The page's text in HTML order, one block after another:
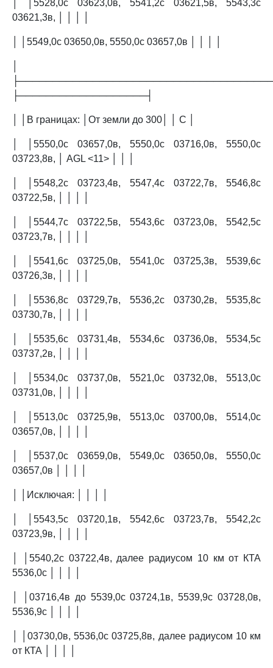
│ │5528,0с 03623,0в, 5541,2с 03621,5в, 5543,3с
03621,3в, │ │ │ │
│ │5549,0с 03650,0в, 5550,0с 03657,0в │ │ │ │
├───────────────────┤
│ │В границах: │От земли до 300│ │ C │
│ │5550,0с 03657,0в, 5550,0с 03716,0в, 5550,0с
03723,8в, │ AGL <11> │ │ │
│ │5548,2с 03723,4в, 5547,4с 03722,7в, 5546,8с
03722,5в, │ │ │ │
│ │5544,7с 03722,5в, 5543,6с 03723,0в, 5542,5с
03723,7в, │ │ │ │
│ │5541,6с 03725,0в, 5541,0с 03725,3в, 5539,6с
03726,3в, │ │ │ │
│ │5536,8с 03729,7в, 5536,2с 03730,2в, 5535,8с
03730,7в, │ │ │ │
│ │5535,6с 03731,4в, 5534,6с 03736,0в, 5534,5с
03737,2в, │ │ │ │
│ │5534,0с 03737,0в, 5521,0с 03732,0в, 5513,0с
03731,0в, │ │ │ │
│ │5513,0с 03725,9в, 5513,0с 03700,0в, 5514,0с
03657,0в, │ │ │ │
│ │5537,0с 03659,0в, 5549,0с 03650,0в, 5550,0с
03657,0в │ │ │ │
│ │Исключая: │ │ │ │
│ │5543,5с 03720,1в, 5542,6с 03723,7в, 5542,2с
03723,9в, │ │ │ │
│ │5540,2с 03722,4в, далее радиусом 10 км от КТА
5536,0с │ │ │ │
│ │03716,4в до 5539,0с 03724,1в, 5539,9с 03728,0в,
5536,9с │ │ │ │
│ │03730,0в, 5536,0с 03725,8в, далее радиусом 10 км
от КТА │ │ │ │